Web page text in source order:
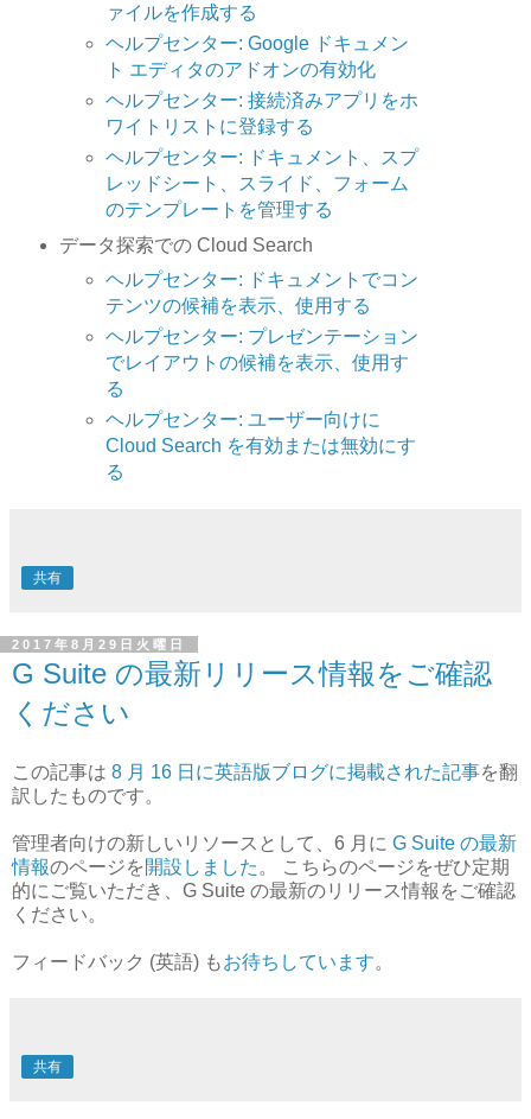
ァイルを作成する
ヘルプセンター: Google ドキュメン
ト エディタのアドオンの有効化
ヘルプセンター: 接続済みアプリをホ
ワイトリストに登録する
ヘルプセンター: ドキュメント、スプ
レッドシート、スライド、フォーム
のテンプレートを管理する
データ探索での Cloud Search
ヘルプセンター: ドキュメントでコン
テンツの候補を表示、使用する
ヘルプセンター: プレゼンテーション
でレイアウトの候補を表示、使用す
る
ヘルプセンター: ユーザー向けに
Cloud Search を有効または無効にす
る
共有
2017年8月29日火曜日
G Suite の最新リリース情報をご確認
ください
この記事は 8 月 16 日に英語版ブログに掲載された記事を翻
訳したものです。
管理者向けの新しいリソースとして、6 月に G Suite の最新
情報のページを 開設しました 。 こちらのページをぜひ定期
的にご覧いただき、G Suite の最新のリリース情報をご確認
ください。
フィードバック (英語) もお待ちしています。
共有